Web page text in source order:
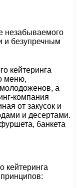
кейтеринга
меню,
а
компания
от закусок и
и десертами.
банкета
кейтеринга